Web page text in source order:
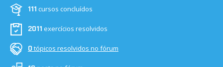
111 cursos concluídos
2011 exercícios resolvidos
0 tópicos resolvidos no fórum